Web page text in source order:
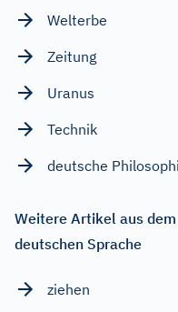
Welterbe
Zeitung
Uranus
Technik
deutsche
Weitere Artikel aus
deutschen Sprache
ziehen